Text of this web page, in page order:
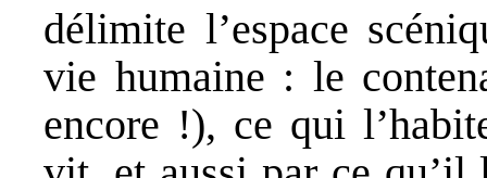
délimite l’espace
vie humaine : le
encore !), ce qui